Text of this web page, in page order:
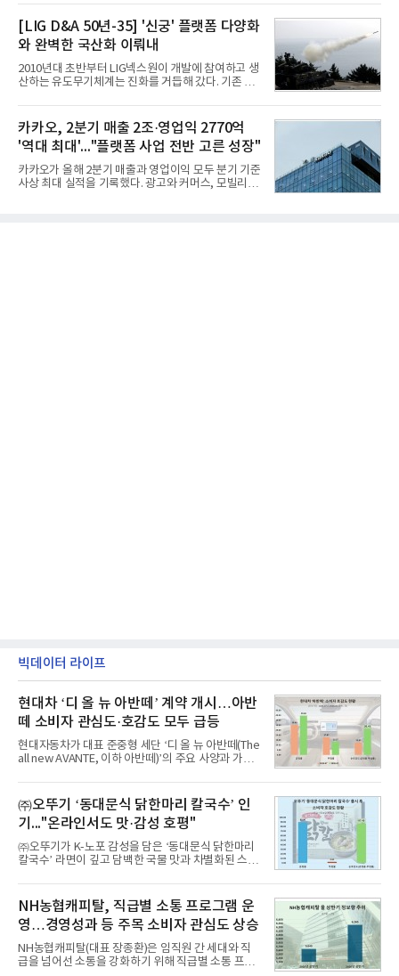
의 핵심
국기업평판연구소(소장 구창환)는 빅데이터뉴스와
함께 60명의 CEO 브랜드를 대상으로 2026년 7월 6
일부터 8월 6일까지 수집된 소비자 빅데이터
7,395,735건을 분석한 결과, 삼성 이재용 회장이 브
랜드평판지수 1,984,715를 기록하며 8월 1위에 올랐
다고 밝혔다. 분석에 활용된 빅데이터는 지난 7월
(14,233,797건) 대비 48.04% 감소한 수치다.8월
김승연, 이재현, 강호동, 김범수, 양종
[LIG D&A 50년-35] '신궁' 플랫폼 다양화
와 완벽한 국산화 이뤄내
2010년대 초반부터 LIG넥스원이 개발에 참여하고 생
산하는 유도무기체계는 진화를 거듭해 갔다. 기존 무
용도가 떨어지는 재래식 무기를 새롭게 활용하는 방
안이 강구됐다. 또 핵심 구성품 국산화를 통해 수출상
의 제약을 해소하고자 노력했다. 이러한 LIG넥스원의
신기술 개발 성과가 집약된 무기체계가 바로 휴대용
지대공 유도무기 ‘신궁’이다.신궁은 이미 2009년 수
출을 위한 개량형 멀티런처 개발을 완료함으로써 기
능 다양화와 계열화 가능성을 선보인 바 있었다. 이번
카카오, 2분기 매출 2조·영업익 2770억
'역대 최대'..."플랫폼 사업 전반 고른 성장"
카카오가 올해 2분기 매출과 영업이익 모두 분기 기준
사상 최대 실적을 기록했다. 광고와 커머스, 모빌리
빅데이터 라이프
현대차 ‘디 올 뉴 아반떼’ 계약 개시…아반
떼 소비자 관심도·호감도 모두 급등
현대자동차가 대표 준중형 세단 ‘디 올 뉴 아반떼(The
all new AVANTE, 이하 아반떼)’의 주요 사양과 가격
떼는 6년 만에 선보이는 8세대 완전변경 모델로, ▲정
교한 선과 면을 중심으로 완성한 파격적인 디자인 ▲
과거 중형 세단 수준으로 확대된 차체 제원 ▲글로벌
최고 수준의 안전성 ▲성능과 효율을 동시에 높인 주
행 완성도 ▲첨단 편의 및 디지털 사양 적용 등을 통해
글로벌 준중형 세단의 새로운 기준을 세웠다.아반떼
는 가솔린 2.0과 1.6 하이브리드 두 가지 파워트레인
넘
㈜오뚜기 ‘동대문식 닭한마리 칼국수’ 인
기..."온라인서도 맛·감성 호평"
㈜오뚜기가 K-노포 감성을 담은 ‘동대문식 닭한마리
칼국수’ 라면이 깊고 담백한 국물 맛과 차별화된 스토
혔다.‘동대문식 닭한마리 칼국수’는 예상을 뛰어넘는
소비자 호응에 힘입어 지난 7월 13일 첫 선을 보인 지
단 18일 만에 누적 판매량 50만 개를 돌파하는 성과를
거두었다.이번 신제품은 개발진이 전국의 닭한마리
전문점을 직접 찾아 다니며 최적의 육수 비율을 완성
했다. 자극적이지 않으면서도 깊은 닭육수에 마늘의
개운한 풍미를 더했으며, 국물이 잘 배어들면서도 쫄
NH농협캐피탈, 직급별 소통 프로그램 운
영…경영성과 등 주목 소비자 관심도 상승
NH농협캐피탈(대표 장종환)은 임직원 간 세대와 직
급을 넘어선 소통을 강화하기 위해 직급별 소통 프로